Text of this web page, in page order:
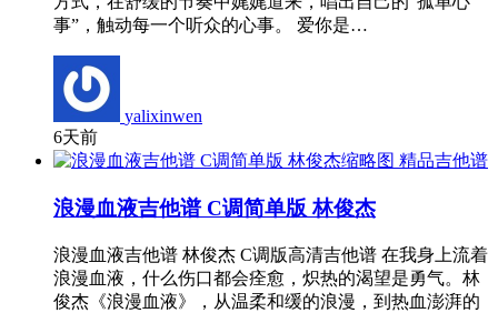
事”，触动每一个听众的心事。 爱你是…
yalixinwen
6天前
精品吉他谱
浪漫血液吉他谱 C调简单版 林俊杰
浪漫血液吉他谱 林俊杰 C调版高清吉他谱 在我身上流着
浪漫血液，什么伤口都会痊愈，炽热的渴望是勇气。林
俊杰《浪漫血液》，从温柔和缓的浪漫，到热血澎湃的